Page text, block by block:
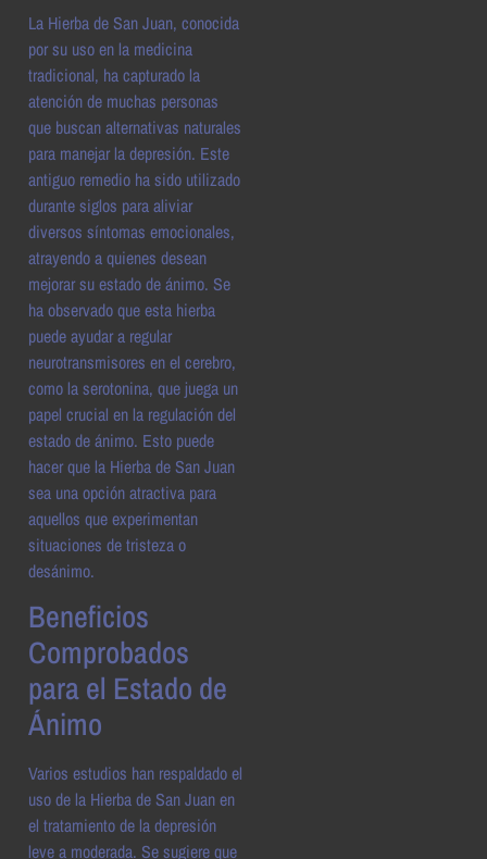
La Hierba de San Juan, conocida
por su uso en la medicina
tradicional, ha capturado la
atención de muchas personas
que buscan alternativas naturales
para manejar la depresión. Este
antiguo remedio ha sido utilizado
durante siglos para aliviar
diversos síntomas emocionales,
atrayendo a quienes desean
mejorar su estado de ánimo. Se
ha observado que esta hierba
puede ayudar a regular
neurotransmisores en el cerebro,
como la serotonina, que juega un
papel crucial en la regulación del
estado de ánimo. Esto puede
hacer que la Hierba de San Juan
sea una opción atractiva para
aquellos que experimentan
situaciones de tristeza o
desánimo.
Beneficios
Comprobados
para el Estado de
Ánimo
Varios estudios han respaldado el
uso de la Hierba de San Juan en
el tratamiento de la depresión
leve a moderada. Se sugiere que